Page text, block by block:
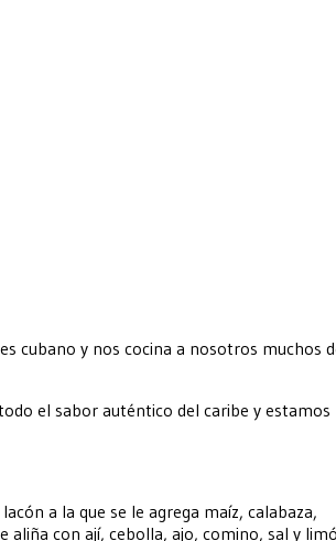
cubano y nos cocina a nosotros muchos
el sabor auténtico del caribe y estamos
a la que se le agrega maíz, calabaza,
aliña con ají, cebolla, ajo, comino, sal y